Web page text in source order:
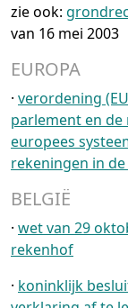
zie ook:
van 16 mei 2003
EUROPA
· verordening
parlement en de
europees
rekeningen in
BELGIË
· wet van 29
rekenhof
· koninklijk